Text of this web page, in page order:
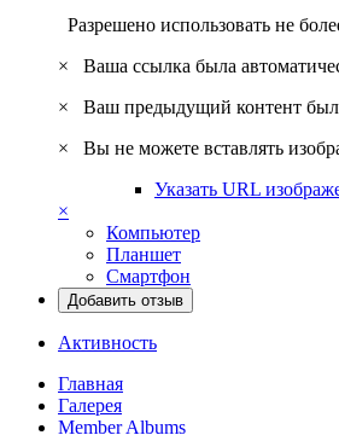
Разрешено использовать не
×
Ваша ссылка была
×
Ваш предыдущий контент был
×
Вы не можете вставлять
Указать URL
×
Компьютер
Планшет
Смартфон
Добавить отзыв
Активность
Главная
Галерея
Member Albums